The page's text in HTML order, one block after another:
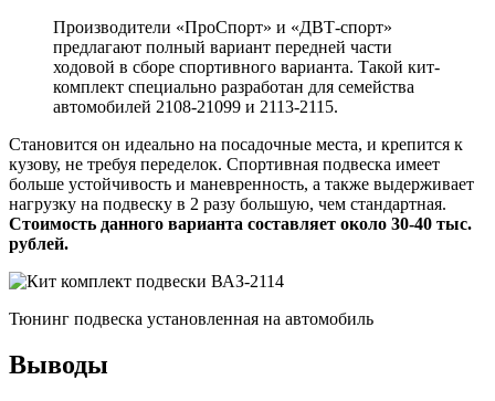
Производители «ПроСпорт» и «ДВТ-спорт»
предлагают полный вариант передней части
ходовой в сборе спортивного варианта. Такой кит-
комплект специально разработан для семейства
автомобилей 2108-21099 и 2113-2115.
Становится он идеально на посадочные места, и крепится к
кузову, не требуя переделок. Спортивная подвеска имеет
больше устойчивость и маневренность, а также выдерживает
нагрузку на подвеску в 2 разу большую, чем стандартная.
Стоимость данного варианта составляет около 30-40 тыс.
рублей.
Тюнинг подвеска установленная на автомобиль
Выводы